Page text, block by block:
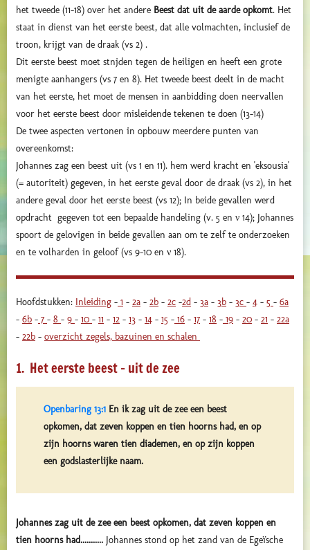
het tweede (11-18) over het andere Beest dat uit de aarde opkomt. Het
staat in dienst van het eerste beest, dat alle volmachten, inclusief de
troon, krijgt van de draak (vs 2) .
Dit eerste beest moet stnjden tegen de heiligen en heeft een grote
menigte aanhangers (vs 7 en 8). Het tweede beest deelt in de macht
van het eerste, het moet de mensen in aanbidding doen neervallen
voor het eerste beest door misleidende tekenen te doen (13-14)
De twee aspecten vertonen in opbouw meerdere punten van
overeenkomst:
Johannes zag een beest uit (vs 1 en 11). hem werd kracht en 'eksousia'
(= autoriteit) gegeven, in het eerste geval door de draak (vs 2), in het
andere geval door het eerste beest (vs 12); In beide gevallen werd
opdracht gegeven tot een bepaalde handeling (v. 5 en ν 14); Johannes
spoort de gelovigen in beide gevallen aan om te zelf te onderzoeken
en te volharden in geloof (vs 9-10 en ν 18).
Hoofdstukken: Inleiding - 1 - 2a - 2b - 2c -2d - 3a - 3b - 3c - 4 - 5 - 6a
- 6b - 7 - 8 - 9 - 10 - 11 - 12 - 13 - 14 - 15 - 16 - 17 - 18 - 19 - 20 - 21 - 22a
- 22b - overzicht zegels, bazuinen en schalen
1. Het eerste beest – uit de zee
Openbaring 13:1 En ik zag uit de zee een beest
opkomen, dat zeven koppen en tien hoorns had, en op
zijn hoorns waren tien diademen, en op zijn koppen
een godslasterlijke naam.
Johannes zag uit de zee een beest opkomen, dat zeven koppen en
tien hoorns had........... Johannes stond op het zand van de Egeïsche